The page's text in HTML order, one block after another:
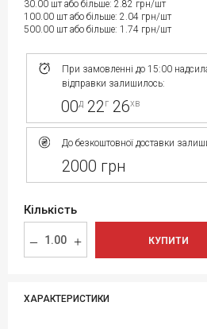
При замовленні до 15:00
відправки залишилось:
00д 22г 26хв
До безкоштовної доставки
2000 грн
30.00 шт або більше: 2.82 грн/шт
100.00 шт або більше: 2.04 грн/шт
500.00 шт або більше: 1.74 грн/шт
Кількість
КУПИТИ
ХАРАКТЕРИСТИКИ